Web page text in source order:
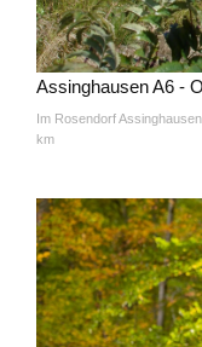
Assinghausen A6 -
Im Rosendorf
km